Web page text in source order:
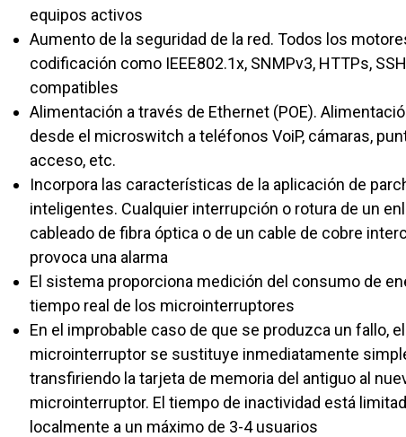
equipos activos
Aumento de la seguridad de la red. Todos los
codificación como IEEE802.1x, SNMPv3, HTTPs,
compatibles
Alimentación a través de Ethernet (POE).
desde el microswitch a teléfonos VoiP, cámaras,
acceso, etc.
Incorpora las características de la aplicación de
inteligentes. Cualquier interrupción o rotura de un
cableado de fibra óptica o de un cable de cobre
provoca una alarma
El sistema proporciona medición del consumo de
tiempo real de los microinterruptores
En el improbable caso de que se produzca un fallo, el
microinterruptor se sustituye inmediatamente
transfiriendo la tarjeta de memoria del antiguo al
microinterruptor. El tiempo de inactividad está
localmente a un máximo de 3-4 usuarios